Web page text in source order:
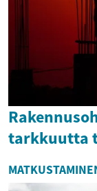
tarkkuutta